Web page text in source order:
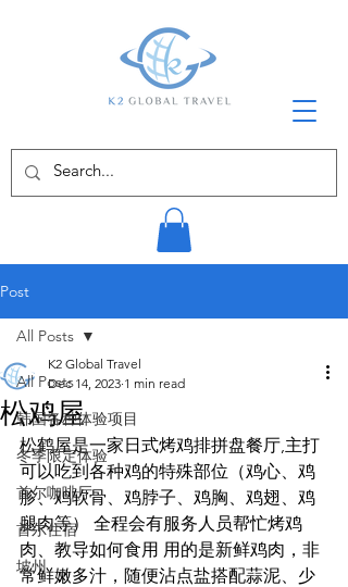
Post
All Posts
韩国各种体验项目
冬季限定体验
首尔咖啡厅
首尔住宿
坡州
All Posts
松鸡屋
K2 Global Travel
Dec 14, 2023 1 min read
松鹤屋是一家日式烤鸡排拼盘餐厅,主打
可以吃到各种鸡的特殊部位（鸡心、鸡
胗、鸡软骨、鸡脖子、鸡胸、鸡翅、鸡
腿肉等） 全程会有服务人员帮忙烤鸡
肉、教导如何食用 用的是新鲜鸡肉，非
常鲜嫩多汁，随便沾点盐搭配蒜泥、少